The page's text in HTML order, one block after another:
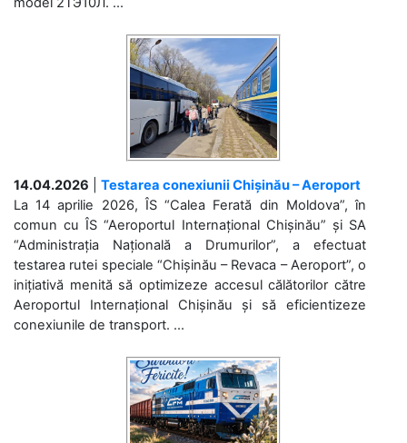
14.04.2026
Testarea conexiunii Chișinău – Aeroport
La 14 aprilie 2026, ÎS “Calea Ferată din Moldova”, în
comun cu ÎS “Aeroportul Internațional Chișinău” și SA
“Administrația Națională a Drumurilor”, a efectuat
testarea rutei speciale “Chișinău – Revaca – Aeroport”, o
inițiativă menită să optimizeze accesul călătorilor către
Aeroportul Internațional Chișinău și să eficientizeze
conexiunile de transport. ...